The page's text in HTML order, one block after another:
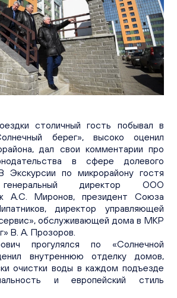
Новости
Спецпредложения
Варианты отделки
Вопрос/ответ
Офисы продаж
столичный гость побывал в
берег», высоко оценил
дал свои комментарии про
в сфере долевого
Экскурсии по микрорайону гостя
генеральный директор ООО
А.С. Миронов, президент Союза
директор управляющей
обслуживающей дома в МКР
В. А. Прозоров.
прогулялся по «Солнечной
внутреннюю отделку домов,
очистки воды в каждом подъезде
и европейский стиль